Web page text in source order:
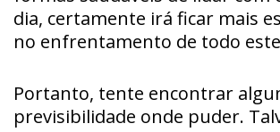
dia, certamente irá ficar mais
no enfrentamento de todo este
Portanto, tente encontrar
previsibilidade onde puder.